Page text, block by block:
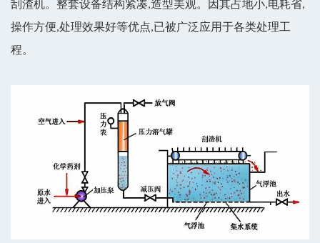
刮渣机。整套设备结构紧凑,造型美观。因其占地小,电耗省,
操作方便,处理效果好等优点,已被广泛应用于各类处理工
程。